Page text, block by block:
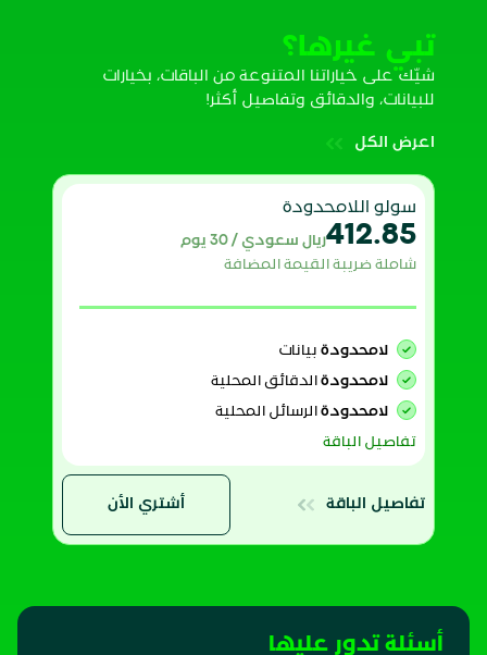
تبي غيرها؟
شيّك على خياراتنا المتنوعة من الباقات، بخيارات
للبيانات، والدقائق وتفاصيل أكثر!
اعرض الكل
سولو اللامحدودة
412.85ريال سعودي / 30 يوم
شاملة ضريبة القيمة المضافة
لامحدودة بيانات
لامحدودة الدقائق المحلية
لامحدودة الرسائل المحلية
تفاصيل الباقة
تفاصيل الباقة أشتري الأن
أسئلة تدور عليها